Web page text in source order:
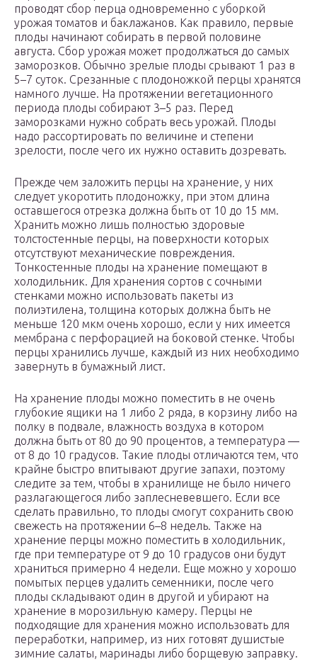
проводят сбор перца одновременно с уборкой
урожая томатов и баклажанов. Как правило, первые
плоды начинают собирать в первой половине
августа. Сбор урожая может продолжаться до самых
заморозков. Обычно зрелые плоды срывают 1 раз в
5–7 суток. Срезанные с плодоножкой перцы хранятся
намного лучше. На протяжении вегетационного
периода плоды собирают 3–5 раз. Перед
заморозками нужно собрать весь урожай. Плоды
надо рассортировать по величине и степени
зрелости, после чего их нужно оставить дозревать.
Прежде чем заложить перцы на хранение, у них
следует укоротить плодоножку, при этом длина
оставшегося отрезка должна быть от 10 до 15 мм.
Хранить можно лишь полностью здоровые
толстостенные перцы, на поверхности которых
отсутствуют механические повреждения.
Тонкостенные плоды на хранение помещают в
холодильник. Для хранения сортов с сочными
стенками можно использовать пакеты из
полиэтилена, толщина которых должна быть не
меньше 120 мкм очень хорошо, если у них имеется
мембрана с перфорацией на боковой стенке. Чтобы
перцы хранились лучше, каждый из них необходимо
завернуть в бумажный лист.
На хранение плоды можно поместить в не очень
глубокие ящики на 1 либо 2 ряда, в корзину либо на
полку в подвале, влажность воздуха в котором
должна быть от 80 до 90 процентов, а температура ―
от 8 до 10 градусов. Такие плоды отличаются тем, что
крайне быстро впитывают другие запахи, поэтому
следите за тем, чтобы в хранилище не было ничего
разлагающегося либо заплесневевшего. Если все
сделать правильно, то плоды смогут сохранить свою
свежесть на протяжении 6–8 недель. Также на
хранение перцы можно поместить в холодильник,
где при температуре от 9 до 10 градусов они будут
храниться примерно 4 недели. Еще можно у хорошо
помытых перцев удалить семенники, после чего
плоды складывают один в другой и убирают на
хранение в морозильную камеру. Перцы не
подходящие для хранения можно использовать для
переработки, например, из них готовят душистые
зимние салаты, маринады либо борщевую заправку.